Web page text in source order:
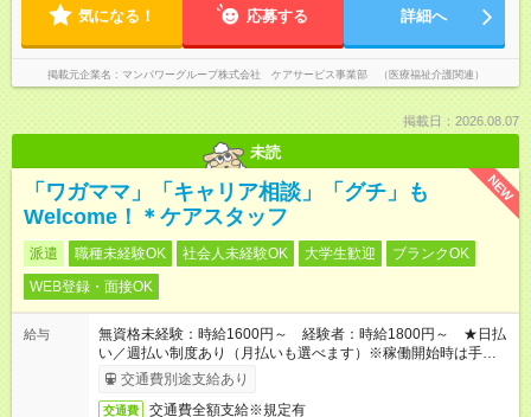
気になる！ 応募する 詳細へ
掲載元企業名 マンパワーグループ株式会社 ケアサービス事業部 （医療福祉介護関連）
掲載日：2026.08.07
未読
NEW
「ワガママ」「キャリア相談」「グチ」も
Welcome！＊ケアスタッフ
派遣 職種未経験OK 社会人未経験OK 大学生歓迎
ブランクOK
WEB登録・面接OK
給与
無資格未経験：時給1600円～ 経験者：時給1800円～ ★日払
い／週払い制度あり（月払いも選べます）※稼働開始時は手続き
完了次第のお支払いとなります。
交通費別途支給あり
交通費 交通費全額支給※規定有